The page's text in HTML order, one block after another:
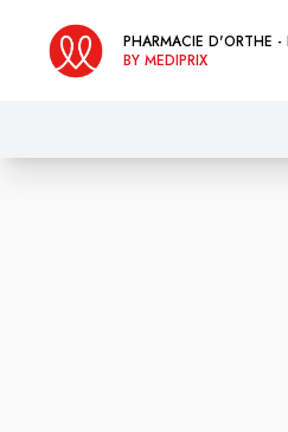
PHARMACIE D'ORTHE -
BY MEDIPRIX